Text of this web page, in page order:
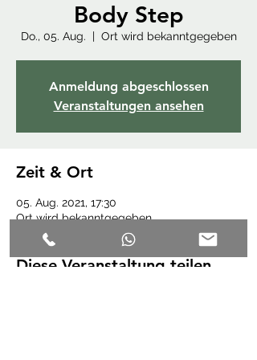
Body Step
Do., 05. Aug.
  |
Ort wird bekanntgegeben
Anmeldung abgeschlossen
Veranstaltungen ansehen
Zeit & Ort
05. Aug. 2021, 17:30
Ort wird bekanntgegeben
Diese Veranstaltung teilen